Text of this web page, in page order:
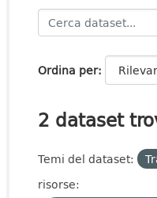
Ordina per
2 dataset
Temi del dataset:
risorse: